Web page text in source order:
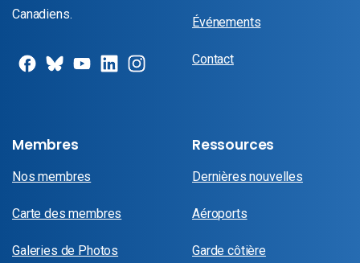
Canadiens.
Événements
Contact
Membres
Nos membres
Carte des membres
Galeries de Photos
Ressources
Dernières nouvelles
Aéroports
Garde côtière